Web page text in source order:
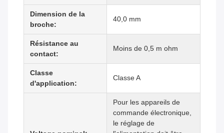
Dimension de la
broche:
40,0 mm
Résistance au
contact:
Moins de 0,5 m ohm
Classe
d'application:
Classe A
Pour les appareils de
commande électronique,
le réglage de